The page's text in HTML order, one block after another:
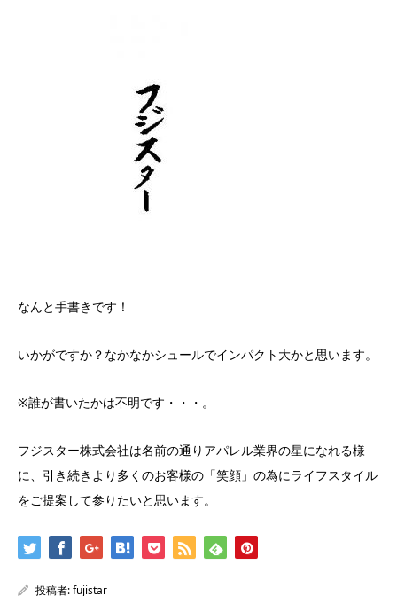
なんと手書きです！
いかがですか？なかなかシュールでインパクト大かと思います。
※誰が書いたかは不明です・・・。
フジスター株式会社は名前の通りアパレル業界の星になれる様
に、引き続きより多くのお客様の「笑顔」の為にライフスタイル
をご提案して参りたいと思います。
投稿者:fujistar